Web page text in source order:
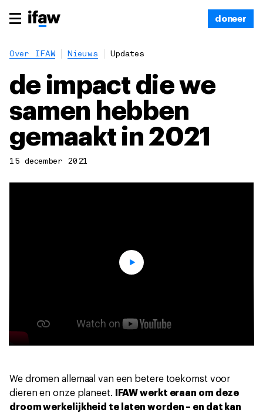
doneer
Over IFAW Nieuws Updates
de impact die we
samen hebben
gemaakt in 2021
15 december 2021
We dromen allemaal van een betere toekomst voor
dieren en onze planeet.
IFAW werkt eraan om deze
droom werkelijkheid te laten worden – en dat kan